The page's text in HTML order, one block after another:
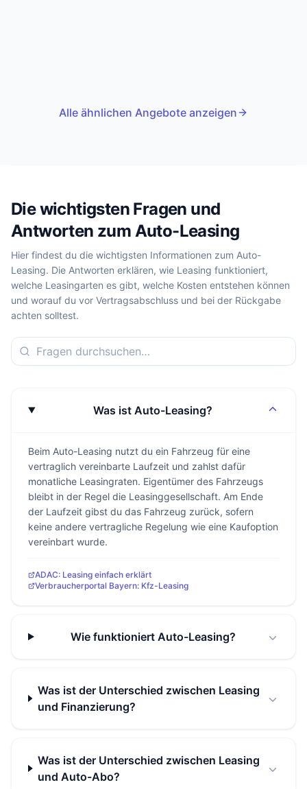
Alle ähnlichen Angebote anzeigen
Die wichtigsten Fragen und
Antworten zum Auto-Leasing
Hier findest du die wichtigsten Informationen zum Auto-
Leasing. Die Antworten erklären, wie Leasing funktioniert,
welche Leasingarten es gibt, welche Kosten entstehen können
und worauf du vor Vertragsabschluss und bei der Rückgabe
achten solltest.
Was ist Auto-Leasing?
Beim Auto-Leasing nutzt du ein Fahrzeug für eine
vertraglich vereinbarte Laufzeit und zahlst dafür
monatliche Leasingraten. Eigentümer des Fahrzeugs
bleibt in der Regel die Leasinggesellschaft. Am Ende
der Laufzeit gibst du das Fahrzeug zurück, sofern
keine andere vertragliche Regelung wie eine Kaufoption
vereinbart wurde.
ADAC: Leasing einfach erklärt
Verbraucherportal Bayern: Kfz-Leasing
Wie funktioniert Auto-Leasing?
Was ist der Unterschied zwischen Leasing
und Finanzierung?
Was ist der Unterschied zwischen Leasing
und Auto-Abo?